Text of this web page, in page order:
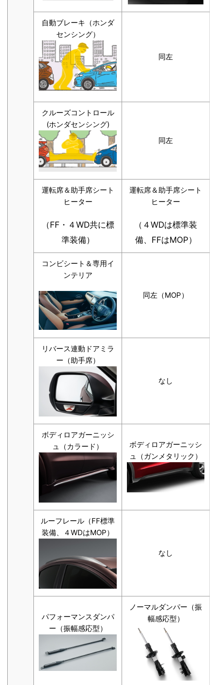
自動ブレーキ（ホンダ
センシング）
同左
クルーズコントロール
(ホンダセンシング)
同左
運転席＆助手席シート
ヒーター
（FF・４WD共に標
準装備）
運転席＆助手席シート
ヒーター
（４WDは標準装
備、FFはMOP）
コンビシート＆専用イ
ンテリア
同左（MOP）
リバース連動ドアミラ
ー（助手席）
なし
ボディロアガーニッシ
ュ（カラード）
ボディロアガーニッシ
ュ（ガンメタリック）
ルーフレール（FF標準
装備、４WDはMOP）
なし
パフォーマンスダンパ
ー（振幅感応型）
ノーマルダンパー（振
幅感応型）